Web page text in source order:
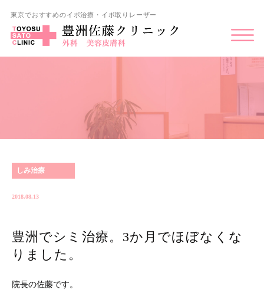
東京でおすすめのイボ治療・イボ取りレーザー
しみ治療
2018.08.13
豊洲でシミ治療。3か月でほぼなくな
りました。
院長の佐藤です。